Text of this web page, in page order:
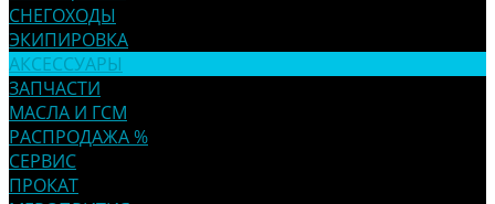
СНЕГОХОДЫ
ЭКИПИРОВКА
АКСЕССУАРЫ
ЗАПЧАСТИ
МАСЛА И ГСМ
РАСПРОДАЖА %
СЕРВИС
ПРОКАТ